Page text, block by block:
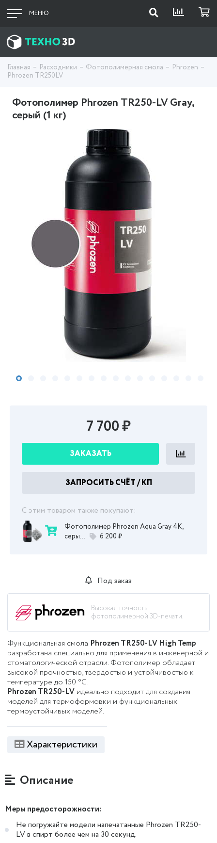
МЕНЮ
Главная Расходники Фотополимерная смола
Phrozen
Phrozen TR250LV
Фотополимер Phrozen TR250-LV Gray,
серый (1 кг)
Под заказ
Высокая точность
фотополимерной 3D-печати.
Функциональная смола Phrozen TR250-LV High Temp
разработана специально для применения в инженерной и
стоматологической отрасли. Фотополимер обладает
высокой прочностью, твердостью и устойчивостью к
температуре до 150 °C.
Phrozen TR250-LV идеально подходит для создания
моделей для термоформовки и функциональных
термоустойчивых моделей.
Характеристики
7 700 ₽
ЗАКАЗАТЬ
ЗАПРОСИТЬ СЧЁТ / КП
С этим товаром также покупают:
Фотополимер Phrozen Aqua Gray 4K,
серы...
6 200 ₽
Описание
Меры предосторожности:
Не погружайте модели напечатанные Phrozen TR250-
LV в спирт более чем на 30 секунд.